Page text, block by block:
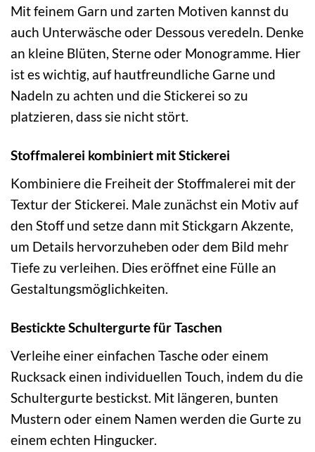
Mit feinem Garn und zarten Motiven kannst du
auch Unterwäsche oder Dessous veredeln. Denke
an kleine Blüten, Sterne oder Monogramme. Hier
ist es wichtig, auf hautfreundliche Garne und
Nadeln zu achten und die Stickerei so zu
platzieren, dass sie nicht stört.
Stoffmalerei kombiniert mit Stickerei
Kombiniere die Freiheit der Stoffmalerei mit der
Textur der Stickerei. Male zunächst ein Motiv auf
den Stoff und setze dann mit Stickgarn Akzente,
um Details hervorzuheben oder dem Bild mehr
Tiefe zu verleihen. Dies eröffnet eine Fülle an
Gestaltungsmöglichkeiten.
Bestickte Schultergurte für Taschen
Verleihe einer einfachen Tasche oder einem
Rucksack einen individuellen Touch, indem du die
Schultergurte bestickst. Mit längeren, bunten
Mustern oder einem Namen werden die Gurte zu
einem echten Hingucker.